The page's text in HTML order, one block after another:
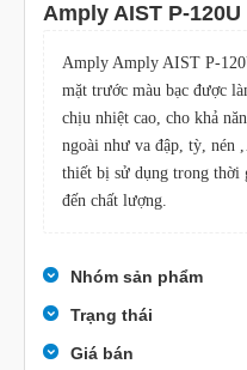
Amply AIST P-120U
Amply Amply AIST P-
mặt trước màu bạc được
chịu nhiệt cao, cho khả
ngoài như va đập, tỳ, nén
thiết bị sử dụng trong thời
đến chất lượng.
Nhóm sản phẩm
Trạng thái
Giá bán